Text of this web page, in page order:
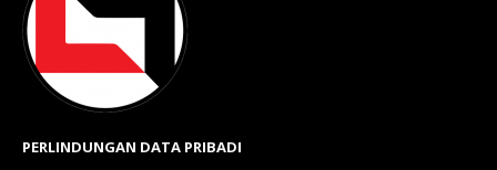
PERLINDUNGAN DATA PRIBADI